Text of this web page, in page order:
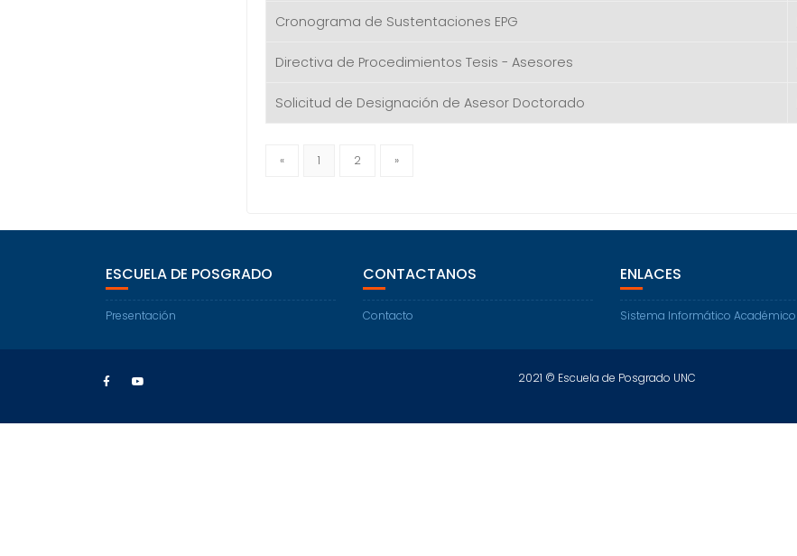
Cronograma de Sustentaciones EPG
Directiva de Procedimientos Tesis - Asesores
Solicitud de Designación de Asesor Doctorado
« 1 2 »
ESCUELA DE POSGRADO
Presentación
CONTACTANOS
Contacto
ENLACES
Sistema Informático Académico
2021 © Escuela de Posgrado UNC